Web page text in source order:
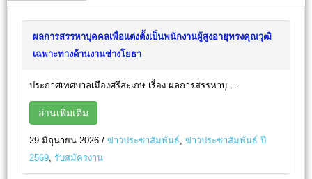
ผลการสรรหาบุคคลเพื่อแต่งตั้งเป็นพนักงานผู้สูงอายุทรงคุณวุฒิ
เฉพาะทางด้านงานช่างโยธา
ประกาศเทศบาลเมืองศรีสะเกษ เรื่อง ผลการสรรหาบุ …
อ่านเพิ่มเติม
29 มิถุนายน 2026 / ข่าวประชาสัมพันธ์, ข่าวประชาสัมพันธ์ ปี
2569, รับสมัครงาน